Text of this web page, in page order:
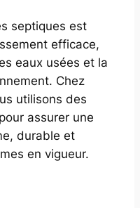
septiques est
efficace,
eaux usées et la
Chez
utilisons des
assurer une
durable et
en vigueur.